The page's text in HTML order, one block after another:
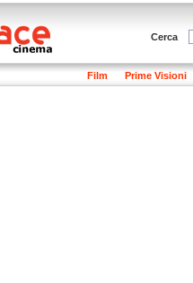
Cerca
Film Prime Visioni